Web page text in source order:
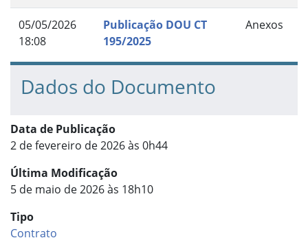
05/05/2026
18:08
Publicação DOU CT
195/2025
Anexos
Dados do Documento
Data de Publicação
2 de fevereiro de 2026 às 0h44
Última Modificação
5 de maio de 2026 às 18h10
Tipo
Contrato